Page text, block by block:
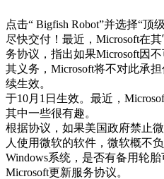
点击“ Bigfish Robot”并选择“顶
尽快交付！最近，Microsoft在
务协议，指出如果Microsoft因
其义务，Microsoft将不对此承
续生效。
于10月1日生效。最近，
其中一些很有趣。
根据协议，如果美国政府禁止
人使用微软的软件，微软概不
Windows系统，是否有备用轮
Microsoft更新服务协议。